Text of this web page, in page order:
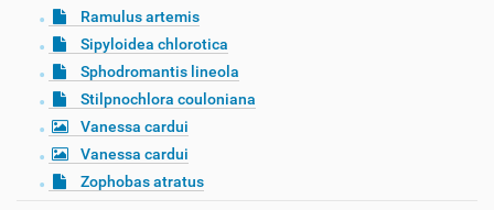
Ramulus artemis
Sipyloidea chlorotica
Sphodromantis lineola
Stilpnochlora couloniana
Vanessa cardui
Vanessa cardui
Zophobas atratus